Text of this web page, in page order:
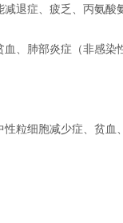
退症、疲乏、丙氨
、肺部炎症（非感
粒细胞减少症、贫